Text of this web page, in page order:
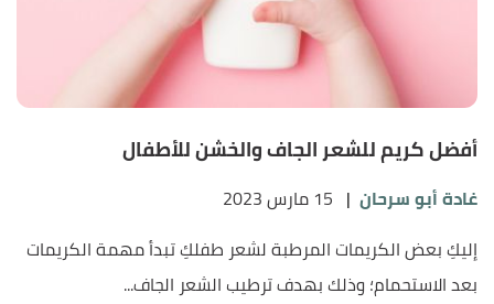
أفضل كريم للشعر الجاف والخشن للأطفال
غادة أبو سرحان | 15 مارس 2023
إليكِ بعض الكريمات المرطبة لشعر طفلكِ تبدأ مهمة الكريمات
بعد الاستحمام؛ وذلك بهدف ترطيب الشعر الجاف...